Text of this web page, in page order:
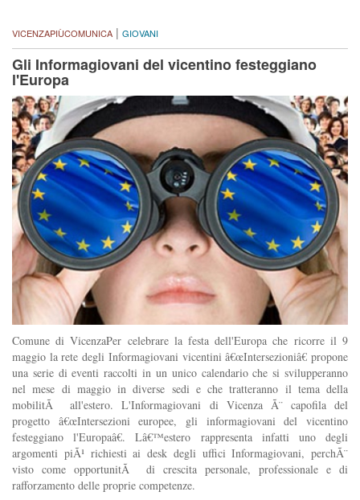
VICENZAPIÙCOMUNICA | GIOVANI
Gli Informagiovani del vicentino festeggiano
l'Europa
Comune di VicenzaPer celebrare la festa dell'Europa che ricorre il 9
maggio la rete degli Informagiovani vicentini â€œIntersezioniâ€ propone
una serie di eventi raccolti in un unico calendario che si svilupperanno
nel mese di maggio in diverse sedi e che tratteranno il tema della
mobilitÃ all'estero. L'Informagiovani di Vicenza Ã¨ capofila del
progetto â€œIntersezioni europee, gli informagiovani del vicentino
festeggiano l'Europaâ€. Lâ€™estero rappresenta infatti uno degli
argomenti piÃ¹ richiesti ai desk degli uffici Informagiovani, perchÃ¨
visto come opportunitÃ di crescita personale, professionale e di
rafforzamento delle proprie competenze.